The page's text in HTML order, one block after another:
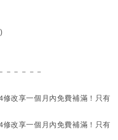
－－－－－
改享一個月內免費補滿！只有
改享一個月內免費補滿！只有